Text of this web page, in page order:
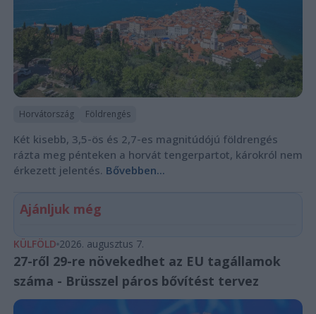
Horvátország Földrengés
Két kisebb, 3,5-ös és 2,7-es magnitúdójú földrengés
rázta meg pénteken a horvát tengerpartot, károkról nem
érkezett jelentés. Bővebben...
Ajánljuk még
KÜLFÖLD 2026. augusztus 7.
27-ről 29-re növekedhet az EU tagállamok
száma - Brüsszel páros bővítést tervez